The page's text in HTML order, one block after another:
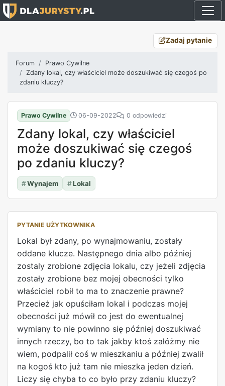
Zadaj pytanie
Forum
Prawo Cywilne
Zdany lokal, czy właściciel może doszukiwać się czegoś po
zdaniu kluczy?
Prawo Cywilne 06-09-2022 0 odpowiedzi
Zdany lokal, czy właściciel
może doszukiwać się czegoś
po zdaniu kluczy?
#Wynajem #Lokal
PYTANIE UŻYTKOWNIKA
Lokal był zdany, po wynajmowaniu, zostały
oddane klucze. Następnego dnia albo później
zostaly zrobione zdjęcia lokalu, czy jeżeli zdjęcia
zostały zrobione bez mojej obecności tylko
właściciel robił to ma to znaczenie prawne?
Przecież jak opuściłam lokal i podczas mojej
obecności już mówił co jest do ewentualnej
wymiany to nie powinno się później doszukiwać
innych rzeczy, bo to tak jakby ktoś załóżmy nie
wiem, podpalił coś w mieszkaniu a później zwalił
na kogoś kto już tam nie mieszka jeden dzień.
Liczy się chyba to co było przy zdaniu kluczy?